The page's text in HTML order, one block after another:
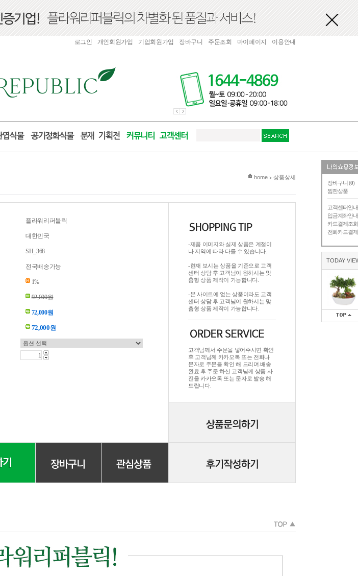
장바구니 (0)
찜한상품
고객센터안내
입금계좌안내
카드결제조회
전화카드결제
TODAY
로그인 개인회원가입 기업회원가입 장바구니 주문조회 마이페이지 이용안내
현재 위치
home > 상품상세
플라워리퍼블릭
대한민국
SH_368
전국배송가능
1%
92,000원
72,000원
72,000원
-제품 이미지와 실제 상품은 계절이
나 지역에 따라 다를 수 있습니다.
-현재 보시는 상품을 기준으로 고객
센터 상담 후 고객님이 원하시는 맞
춤형 상품 제작이 가능합니다.
-본 사이트에 없는 상품이라도 고객
센터 상담 후 고객님이 원하시는 맞
춤형 상품 제작이 가능합니다.
고객님께서 주문을 넣어주시면 확인
후 고객님께 카카오톡 또는 전화나
문자로 주문을 확인 해 드리며.배송
완료 후 주문 하신 고객님께 상품 사
진을 카카오톡 또는 문자로 발송 해
드립니다.